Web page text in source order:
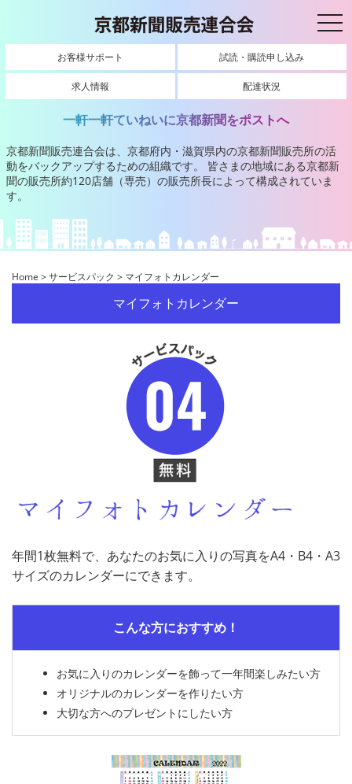
お客様サポート 試読・購読申し込み
求人情報 配達状況
一軒一軒ていねいに京都新聞をポストへ
京都新聞販売連合会は、京都府内・滋賀県内の京都新聞販売所の活
動をバックアップするための組織です。 皆さまの地域にある京都新
聞の販売所約120店舗（専売）の販売所長によって構成されていま
す。
Home >サービスパック > マイフォトカレンダー
マイフォトカレンダー
年間1枚無料で、あなたのお気に入りの写真をA4・B4・A3
サイズのカレンダーにできます。
こんな方におすすめ！
お気に入りのカレンダーを飾って一年間楽しみたい方
オリジナルのカレンダーを作りたい方
大切な方へのプレゼントにしたい方